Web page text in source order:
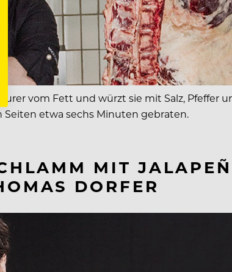
vom Fett und würzt sie mit Salz, Pfeffer
etwa sechs Minuten gebraten.
MIT
DORFER